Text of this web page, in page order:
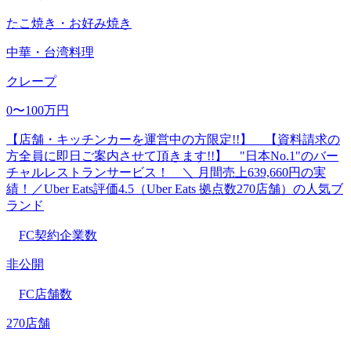
たこ焼き・お好み焼き
中華・台湾料理
クレープ
0〜100万円
【店舗・キッチンカーを運営中の方限定!!】 【資料請求の
方全員に即日ご案内させて頂きます!!】 "日本No.1"のバー
チャルレストランサービス！ ＼ 月間売上639,660円の実
績！／Uber Eats評価4.5（Uber Eats 拠点数270店舗）の人気ブ
ランド
FC契約企業数
非公開
FC店舗数
270店舗